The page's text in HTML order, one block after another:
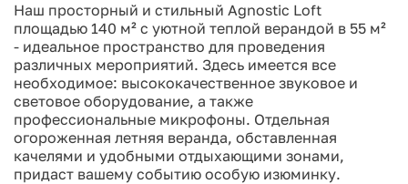
Наш просторный и стильный Agnostic Loft
площадью 140 м² с уютной теплой верандой в 55 м²
- идеальное пространство для проведения
различных мероприятий. Здесь имеется все
необходимое: высококачественное звуковое и
световое оборудование, а также
профессиональные микрофоны. Отдельная
огороженная летняя веранда, обставленная
качелями и удобными отдыхающими зонами,
придаст вашему событию особую изюминку.